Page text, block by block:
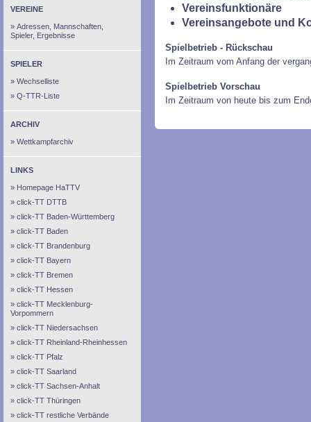
VEREINE
Adressen, Mannschaften,
Spieler, Ergebnisse
SPIELER
Wechselliste
Q-TTR-Liste
ARCHIV
Wettkampfarchiv
LINKS
Homepage HaTTV
click-TT DTTB
click-TT Baden-Württemberg
click-TT Baden
click-TT Brandenburg
click-TT Bayern
click-TT Bremen
click-TT Hessen
click-TT Mecklenburg-
Vorpommern
click-TT Niedersachsen
click-TT Rheinland-Rheinhessen
click-TT Pfalz
click-TT Saarland
click-TT Sachsen-Anhalt
click-TT Thüringen
click-TT restliche Verbände
Vereinsfunktionäre
Vereinsangebote und
Spielbetrieb - Rückschau
Im Zeitraum vom Anfang der
Spielbetrieb Vorschau
Im Zeitraum von heute bis zum